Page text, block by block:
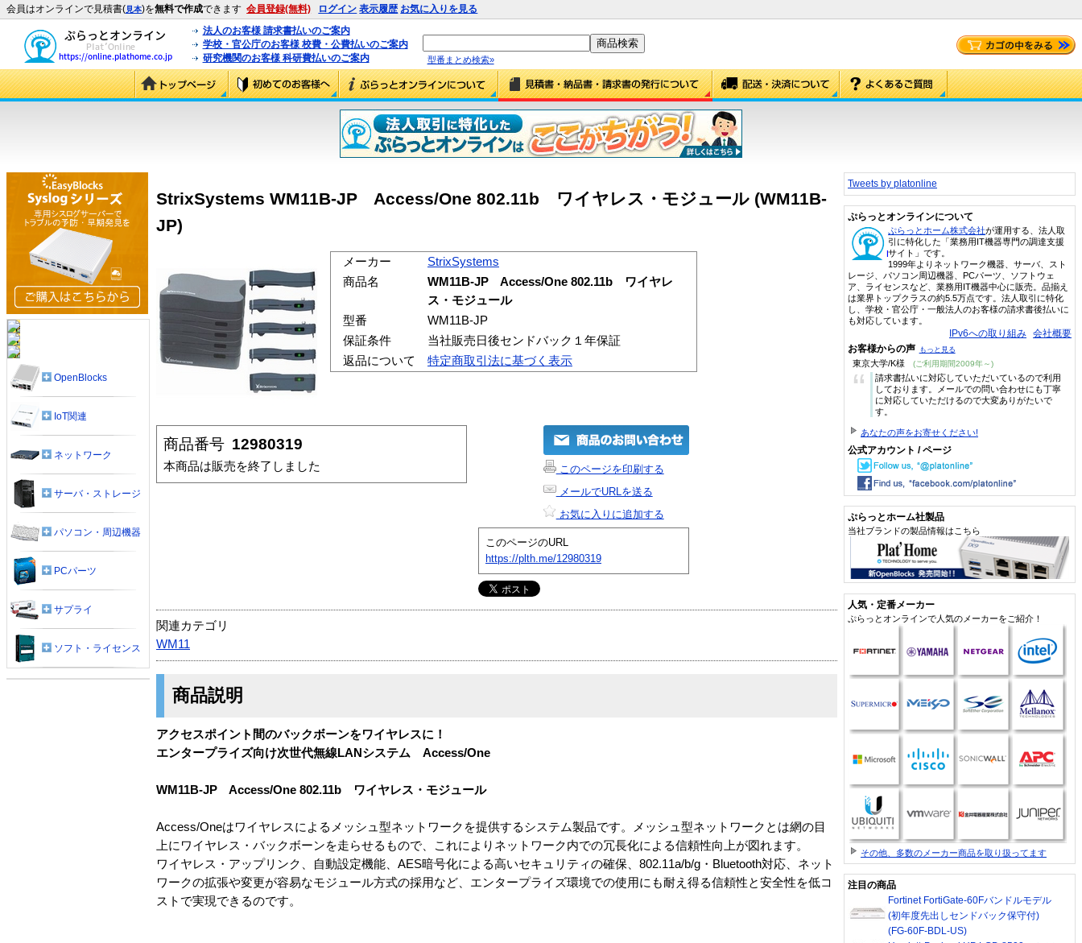
会員はオンラインで見積書(見本)を無料で作成できます 会員登録(無料) ログイン 表示履歴 お気に入りを見る
法人のお客様 請求書払いのご案内
学校・官公庁のお客様 校費・公費払いのご案内
研究機関のお客様 科研費払いのご案内
型番まとめ検索»
StrixSystems WM11B-JP Access/One 802.11b ワイヤレス・モジュール (WM11B-
JP)
メーカー
StrixSystems
商品名
WM11B-JP Access/One 802.11b ワイヤレ
ス・モジュール
型番
WM11B-JP
保証条件
当社販売日後センドバック１年保証
返品について
特定商取引法に基づく表示
商品番号 12980319
本商品は販売を終了しました
このページを印刷する
メールでURLを送る
お気に入りに追加する
このページのURL
https://plth.me/12980319
関連カテゴリ
WM11
商品説明
アクセスポイント間のバックボーンをワイヤレスに！
エンタープライズ向け次世代無線LANシステム Access/One
WM11B-JP Access/One 802.11b ワイヤレス・モジュール
Access/Oneはワイヤレスによるメッシュ型ネットワークを提供するシステム製品です。メッシュ型ネットワークとは網の目
上にワイヤレス・バックボーンを走らせるもので、これによりネットワーク内での冗長化による信頼性向上が図れます。
ワイヤレス・アップリンク、自動設定機能、AES暗号化による高いセキュリティの確保、802.11a/b/g・Bluetooth対応、ネット
ワークの拡張や変更が容易なモジュール方式の採用など、エンタープライズ環境での使用にも耐え得る信頼性と安全性を低コ
ストで実現できるのです。
OpenBlocks
IoT関連
ネットワーク
サーバ・ストレージ
パソコン・周辺機器
PCパーツ
サプライ
ソフト・ライセンス
Tweets by platonline
ぷらっとオンラインについて
ぷらっとホーム株式会社が運用する、法人取
引に特化した「業務用IT機器専門の調達支援
サイト」です。
1999年よりネットワーク機器、サーバ、スト
レージ、パソコン周辺機器、PCパーツ、ソフトウェ
ア、ライセンスなど、業務用IT機器中心に販売。品揃え
は業界トップクラスの約5.5万点です。法人取引に特化
し、学校・官公庁・一般法人のお客様の請求書後払いに
も対応しています。
IPv6への取り組み 会社概要
お客様からの声 もっと見る
東京大学/K様 (ご利用期間2009年～)
“
請求書払いに対応していただいているので利用
しております。メールでの問い合わせにも丁寧
に対応していただけるので大変ありがたいで
す。
あなたの声をお寄せください!
公式アカウント / ページ
ぷらっとホーム社製品
当社ブランドの製品情報はこちら
人気・定番メーカー
ぷらっとオンラインで人気のメーカーをご紹介！
その他、多数のメーカー商品を取り扱ってます
注目の商品
Fortinet FortiGate-60Fバンドルモデル
(初年度先出しセンドバック保守付)
(FG-60F-BDL-US)